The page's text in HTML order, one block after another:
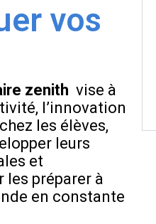
vos
zenith vise à
l’innovation
les élèves,
leurs
et
les préparer à
en constante